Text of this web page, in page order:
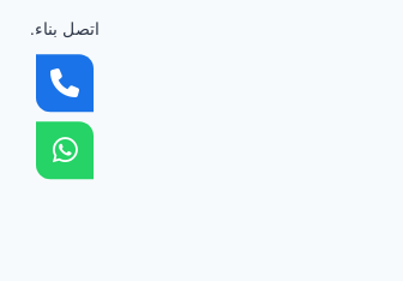
اتصل بناء.